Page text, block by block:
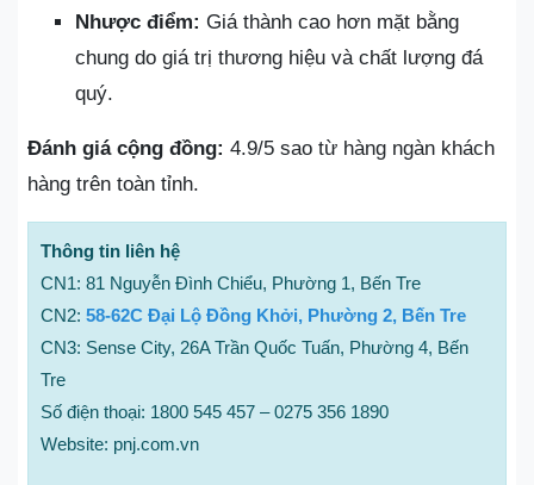
Nhược điểm: Giá thành cao hơn mặt bằng
chung do giá trị thương hiệu và chất lượng đá
quý.
Đánh giá cộng đồng: 4.9/5 sao từ hàng ngàn khách
hàng trên toàn tỉnh.
Thông tin liên hệ
CN1: 81 Nguyễn Đình Chiểu, Phường 1, Bến Tre
CN2: 58-62C Đại Lộ Đồng Khởi, Phường 2, Bến Tre
CN3: Sense City, 26A Trần Quốc Tuấn, Phường 4, Bến
Tre
Số điện thoại: 1800 545 457 – 0275 356 1890
Website: pnj.com.vn